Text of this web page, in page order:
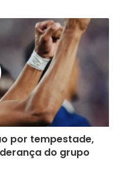
por tempestade,
do grupo